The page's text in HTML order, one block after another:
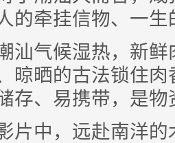
的牵挂信物、一生
气候湿热，新鲜
晾晒的古法锁住
存、易携带，是
中，远赴南洋的